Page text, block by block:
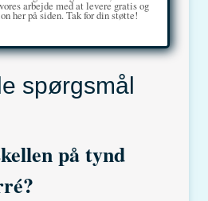
arbejde med at levere gratis og
her på siden. Tak for din støtte!
spørgsmål
på tynd